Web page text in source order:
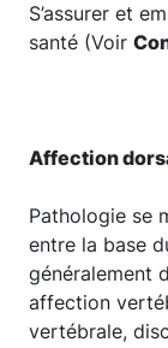
S’assurer et
santé (Voir
Affection
Pathologie se
entre la base
généralement
affection
vertébrale,